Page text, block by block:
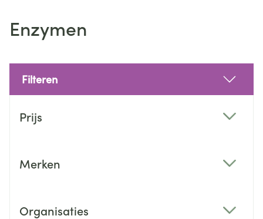
Enzymen
Filteren
Prijs
Merken
Organisaties